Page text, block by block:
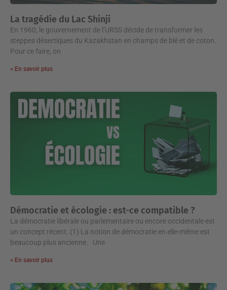
La tragédie du Lac Shinji
En 1960, le gouvernement de l’URSS décide de transformer les
steppes désertiques du Kazakhstan en champs de blé et de coton.
Pour ce faire, on
> En savoir plus
Démocratie et écologie : est-ce compatible ?
La démocratie libérale ou parlementaire ou encore occidentale est
un concept récent. (1) La notion de démocratie en elle-même est
beaucoup plus ancienne. Une
> En savoir plus